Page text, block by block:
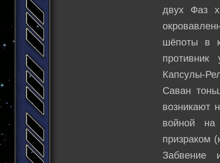
двух Фаз
шёпоты в
противник
Капсулы-
Саван
возникают
войной
призраком
Забвение